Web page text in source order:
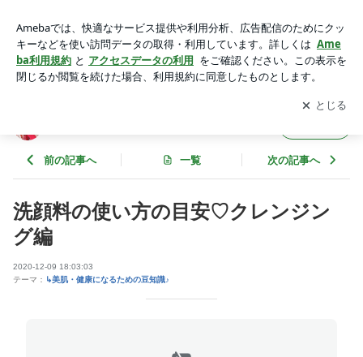
アプリをダウンロードして ブログの更新通知
を受け取りまし
ょう。
開く
前の記事へ 一覧 次の記事へ
洗顔料の使い方の目安♡クレンジン
グ編
2020-12-09 18:03:03
テーマ： ↳美肌・健康になるための豆知識♪